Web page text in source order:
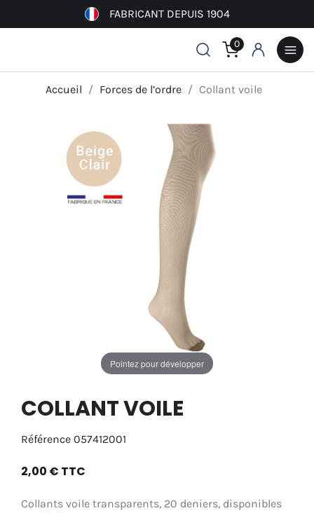
FABRICANT DEPUIS 1904
0
Accueil Forces de l’ordre Collant voile
Pointez pour développer
COLLANT VOILE
Référence 057412001
2,00 € TTC
Collants voile transparents, 20 deniers, disponibles